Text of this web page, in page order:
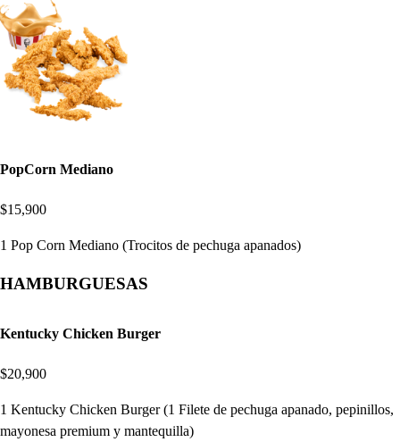
PopCorn Mediano
$15,900
1 Pop Corn Mediano (Trocitos de pechuga apanados)
HAMBURGUESAS
Kentucky Chicken Burger
$20,900
1 Kentucky Chicken Burger (1 Filete de pechuga apanado, pepinillos,
mayonesa premium y mantequilla)